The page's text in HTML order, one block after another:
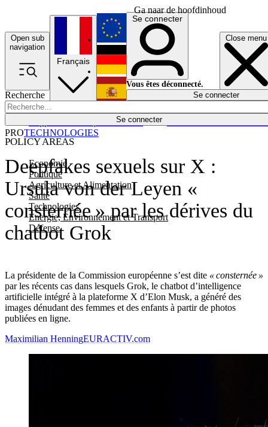
Ga naar de hoofdinhoud
Open sub
navigation
Close menu
Recherche
Se connecter
POLICY AREAS
Economie
Politique
Agriculture et Alimentation
Santé
Technologies
Energie, Environnement et Transport
Défense
Économie
Français
English
Deutsch
Español
Se connecter
Vous êtes déconnecté.
Se connecter
Deepfakes sexuels sur X :
Ursula von der Leyen «
consternée » par les dérives du
chatbot Grok
La présidente de la Commission européenne s’est dite « consternée »
par les récents cas dans lesquels Grok, le chatbot d’intelligence
artificielle intégré à la plateforme X d’Elon Musk, a généré des
images dénudant des femmes et des enfants à partir de photos
publiées en ligne.
PROTECHNOLOGIES
Maximilian HenningEURACTIV.com